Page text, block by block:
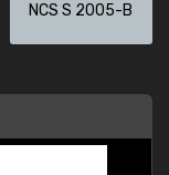
NCS S 2005-B